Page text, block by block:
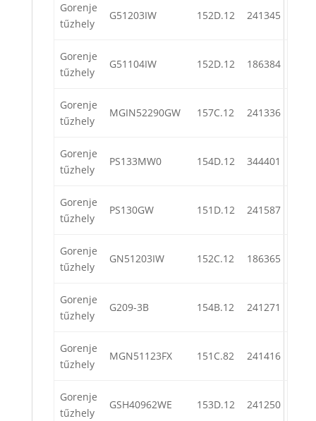
Gorenje
tűzhely
G51203IW 152D.12 241345
Gorenje
tűzhely
G51104IW 152D.12 186384
Gorenje
tűzhely
MGIN52290GW 157C.12 241336
Gorenje
tűzhely
PS133MW0 154D.12 344401
Gorenje
tűzhely
PS130GW 151D.12 241587
Gorenje
tűzhely
GN51203IW 152C.12 186365
Gorenje
tűzhely
G209-3B 154B.12 241271
Gorenje
tűzhely
MGN51123FX 151C.82 241416
Gorenje
tűzhely
GSH40962WE 153D.12 241250